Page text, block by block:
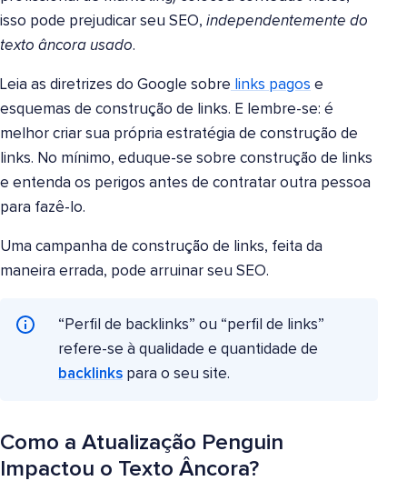
isso pode prejudicar seu SEO, independentemente do
texto âncora usado.
Leia as diretrizes do Google sobre links pagos e
esquemas de construção de links. E lembre-se: é
melhor criar sua própria estratégia de construção de
links. No mínimo, eduque-se sobre construção de links
e entenda os perigos antes de contratar outra pessoa
para fazê-lo.
Uma campanha de construção de links, feita da
maneira errada, pode arruinar seu SEO.
“Perfil de backlinks” ou “perfil de links”
refere-se à qualidade e quantidade de
backlinks para o seu site.
Como a Atualização Penguin
Impactou o Texto Âncora?